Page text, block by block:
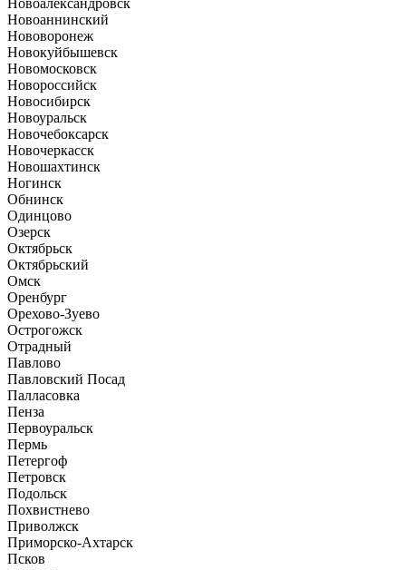
Новоалександровск
Новоаннинский
Нововоронеж
Новокуйбышевск
Новомосковск
Новороссийск
Новосибирск
Новоуральск
Новочебоксарск
Новочеркасск
Новошахтинск
Ногинск
Обнинск
Одинцово
Озерск
Октябрьск
Октябрьский
Омск
Оренбург
Орехово-Зуево
Острогожск
Отрадный
Павлово
Павловский Посад
Палласовка
Пенза
Первоуральск
Пермь
Петергоф
Петровск
Подольск
Похвистнево
Приволжск
Приморско-Ахтарск
Псков